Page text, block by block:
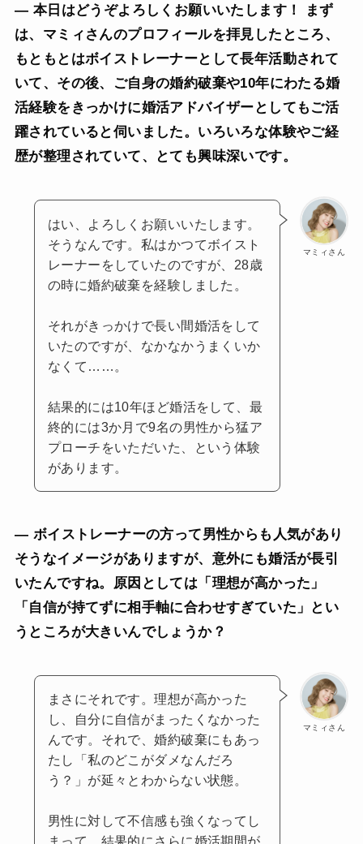
— 本日はどうぞよろしくお願いいたします！ まず
は、マミィさんのプロフィールを拝見したところ、
もともとはボイストレーナーとして長年活動されて
いて、その後、ご自身の婚約破棄や10年にわたる婚
活経験をきっかけに婚活アドバイザーとしてもご活
躍されていると伺いました。いろいろな体験やご経
歴が整理されていて、とても興味深いです。
マミィさん
はい、よろしくお願いいたします。
そうなんです。私はかつてボイスト
レーナーをしていたのですが、28歳
の時に婚約破棄を経験しました。
それがきっかけで長い間婚活をして
いたのですが、なかなかうまくいか
なくて……。
結果的には10年ほど婚活をして、最
終的には3か月で9名の男性から猛ア
プローチをいただいた、という体験
があります。
— ボイストレーナーの方って男性からも人気があり
そうなイメージがありますが、意外にも婚活が長引
いたんですね。原因としては「理想が高かった」
「自信が持てずに相手軸に合わせすぎていた」とい
うところが大きいんでしょうか？
マミィさん
まさにそれです。理想が高かった
し、自分に自信がまったくなかった
んです。それで、婚約破棄にもあっ
たし「私のどこがダメなんだろ
う？」が延々とわからない状態。
男性に対して不信感も強くなってし
まって、結果的にさらに婚活期間が